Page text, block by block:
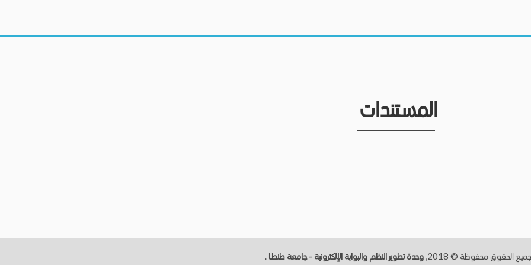
المستندات
جميع الحقوق محفوظة © 2018, وحدة تطوير النظم والبوابة الإلكترونية - جامعة طنطــا .